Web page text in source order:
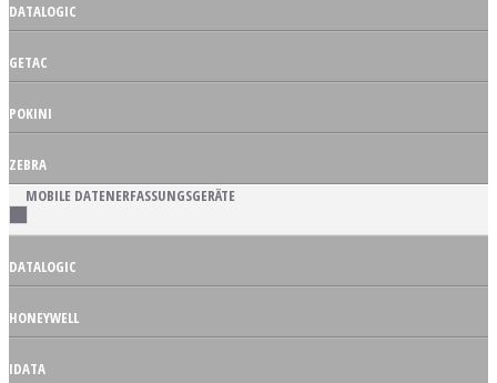
DATALOGIC
GETAC
POKINI
ZEBRA
MOBILE DATENERFASSUNGSGERÄTE
DATALOGIC
HONEYWELL
IDATA